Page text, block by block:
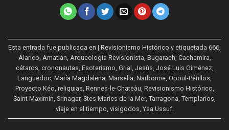
Esta entrada fue publicada en | Revisionismo Histórico y etiquetada 666,
Alarico, Amatlán, Arqueología Revisionista, Bugarach, Cachemira,
cátaros, crononautas, Esoterismo, Grial , Jesús, José Luis Giménez,
Languedoc, María Magdalena, Marsella, Narbonne, Opoul-Périllos,
Proyecto Kéo, reliquias, Rennes-le-Chateàu, Revisionismo Histórico,
Saint Maximin, Srinagar, Stes Maries de la Mer, Tarragona, Templarios,
viaje en el tiempo, visigodos, Ysa Ussuf.